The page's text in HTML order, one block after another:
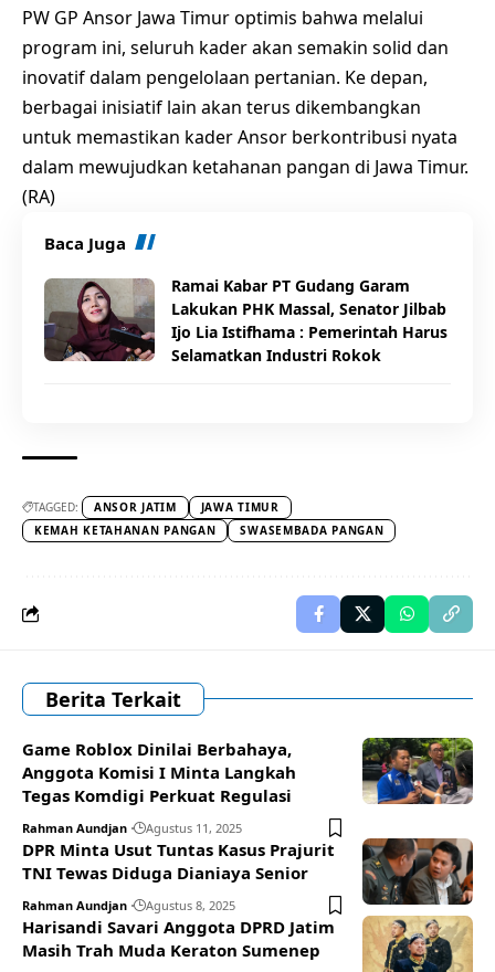
PW GP Ansor Jawa Timur optimis bahwa melalui
program ini, seluruh kader akan semakin solid dan
inovatif dalam pengelolaan pertanian. Ke depan,
berbagai inisiatif lain akan terus dikembangkan
untuk memastikan kader Ansor berkontribusi nyata
dalam mewujudkan ketahanan pangan di Jawa Timur.
(RA)
Baca Juga
Ramai Kabar PT Gudang Garam
Lakukan PHK Massal, Senator Jilbab
Ijo Lia Istifhama : Pemerintah Harus
Selamatkan Industri Rokok
TAGGED: ANSOR JATIM
JAWA TIMUR
KEMAH KETAHANAN PANGAN
SWASEMBADA PANGAN
Berita Terkait
Game Roblox Dinilai Berbahaya,
Anggota Komisi I Minta Langkah
Tegas Komdigi Perkuat Regulasi
Rahman Aundjan Agustus 11, 2025
DPR Minta Usut Tuntas Kasus Prajurit
TNI Tewas Diduga Dianiaya Senior
Rahman Aundjan Agustus 8, 2025
Harisandi Savari Anggota DPRD Jatim
Masih Trah Muda Keraton Sumenep